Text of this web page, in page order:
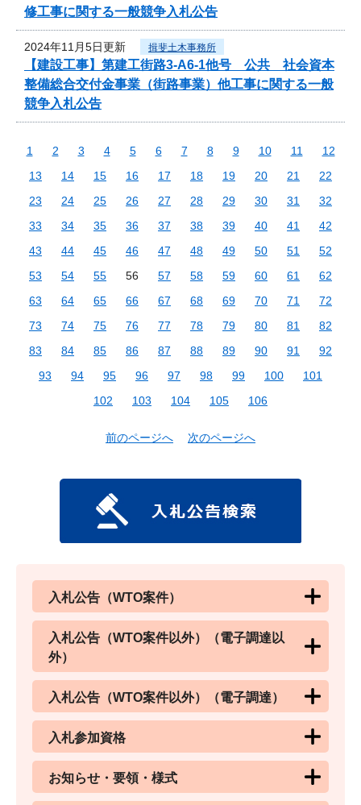
修工事に関する一般競争入札公告
2024年11月5日更新 揖斐土木事務所
【建設工事】第建工街路3-A6-1他号 公共 社会資本
整備総合交付金事業（街路事業）他工事に関する一般
競争入札公告
1 2 3 4 5 6 7 8 9 10 11
12
13
14 15 16 17 18 19 20 21
22
23
24 25 26 27 28 29 30 31
32
33
34 35 36 37 38 39 40 41
42
43
44 45 46 47 48 49 50 51
52
53
54 55 56 57 58 59 60 61
62
63
64 65 66 67 68 69 70 71
72
73
74 75 76 77 78 79 80 81
82
83
84 85 86 87 88 89 90 91
92
93
94 95 96 97 98 99 100
101
102
103 104 105 106
前のページへ 次のページへ
入札公告（WTO案件）
入札公告（WTO案件以外）（電子調達以
外）
入札公告（WTO案件以外）（電子調達）
入札参加資格
お知らせ・要領・様式